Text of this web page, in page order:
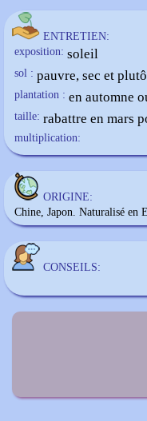
ENTRETIEN:
exposition: soleil
sol : pauvre, sec et
plantation : en automne
taille: rabattre en mars
multiplication:
ORIGINE:
Chine, Japon. Naturalisé en
CONSEILS: